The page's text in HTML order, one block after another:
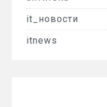
it_новости
itnews